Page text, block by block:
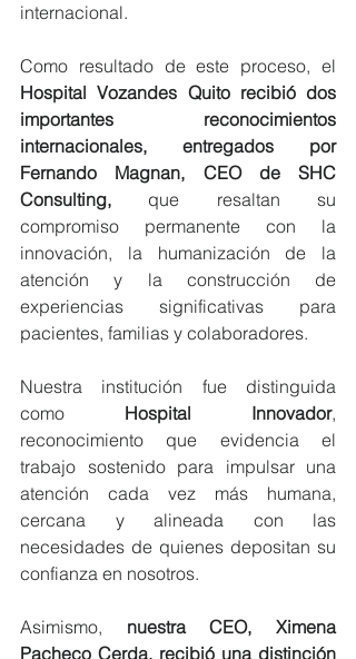
internacional.
Hospital Vozandes Quito recibió dos
importantes reconocimientos
internacionales, entregados por
Fernando Magnan, CEO de SHC
Consulting, que resaltan su
compromiso permanente con la
innovación, la humanización de la
atención y la construcción de
experiencias significativas para
pacientes, familias y colaboradores.
Nuestra institución fue distinguida
como Hospital Innovador,
reconocimiento que evidencia el
trabajo sostenido para impulsar una
atención cada vez más humana,
cercana y alineada con las
necesidades de quienes depositan su
confianza en nosotros.
Asimismo, nuestra CEO, Ximena
Pacheco Cerda, recibió una distinción